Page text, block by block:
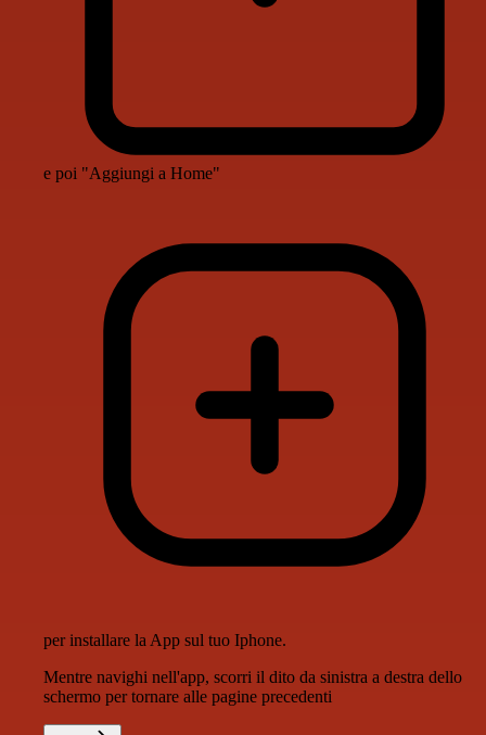
e poi "Aggiungi a Home"
per installare la App sul tuo Iphone.
Mentre navighi nell'app, scorri il dito da sinistra a destra dello
schermo per tornare alle pagine precedenti